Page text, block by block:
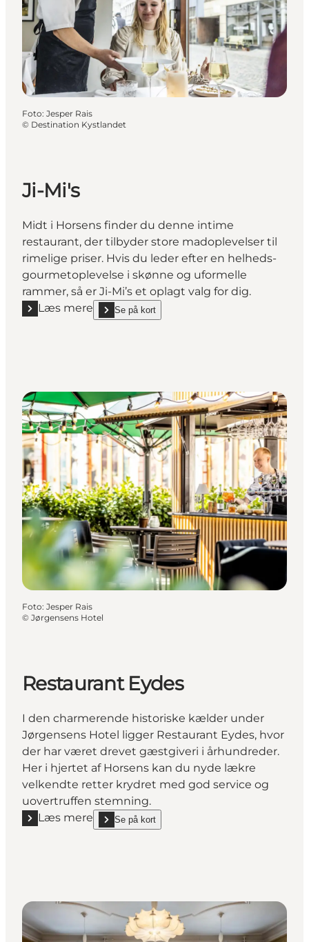
Foto: Jesper Rais
© Destination Kystlandet
Ji-Mi's
Midt i Horsens finder du denne intime
restaurant, der tilbyder store madoplevelser til
rimelige priser. Hvis du leder efter en helheds-
gourmetoplevelse i skønne og uformelle
rammer, så er Ji-Mi’s et oplagt valg for dig.
Læs mere
Læs mere "Ji-Mi's"Se på kort
show Ji-Mi's on_map
Foto: Jesper Rais
© Jørgensens Hotel
Restaurant Eydes
I den charmerende historiske kælder under
Jørgensens Hotel ligger Restaurant Eydes, hvor
der har været drevet gæstgiveri i århundreder.
Her i hjertet af Horsens kan du nyde lækre
velkendte retter krydret med god service og
uovertruffen stemning.
Læs mere
Læs mere "Restaurant Eydes"
Se på kort
show Restaurant Eydes on_map